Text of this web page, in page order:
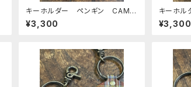
キーホルダー ペンギン CAME
L キャメル 栃木レザー mitto
¥3,300
キーホ
子 ヒナ
ン ペン
¥3,300